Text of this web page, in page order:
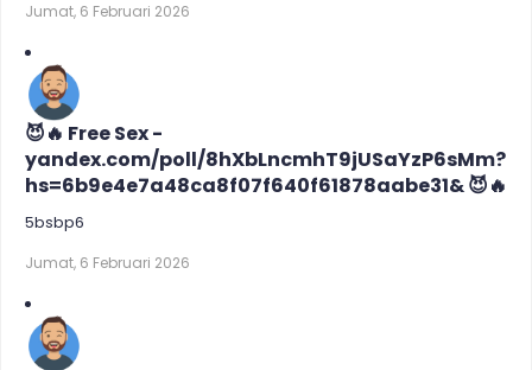
Jumat, 6 Februari 2026
😈🔥 Free Sex -
yandex.com/poll/8hXbLncmhT9jUSaYzP6sMm?
hs=6b9e4e7a48ca8f07f640f61878aabe31& 😈🔥
5bsbp6
Jumat, 6 Februari 2026